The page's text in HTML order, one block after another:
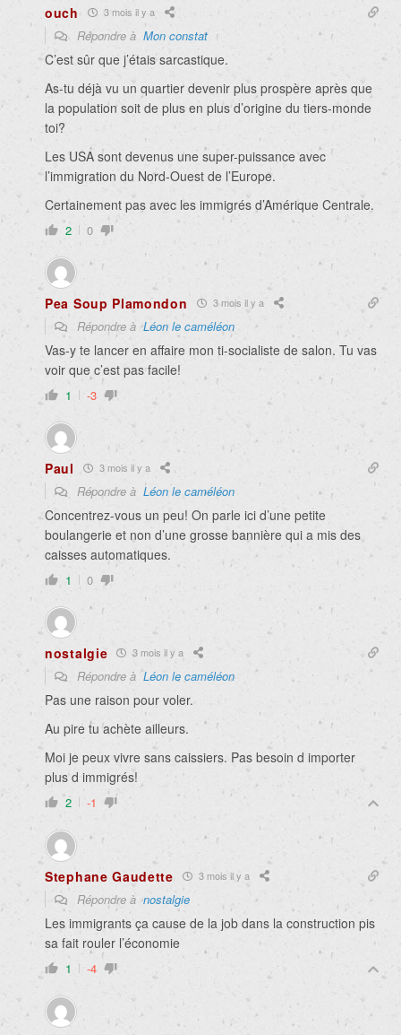
ouch 3 mois il y a
Répondre à Mon constat
C’est sûr que j’étais sarcastique.
As-tu déjà vu un quartier devenir plus prospère après que
la population soit de plus en plus d’origine du tiers-monde
toi?
Les USA sont devenus une super-puissance avec
l’immigration du Nord-Ouest de l’Europe.
Certainement pas avec les immigrés d’Amérique Centrale.
2 0
Pea Soup Plamondon 3 mois il y a
Répondre àLéon le caméléon
Vas-y te lancer en affaire mon ti-socialiste de salon. Tu vas
voir que c’est pas facile!
1 -3
Paul 3 mois il y a
Répondre à Léon le caméléon
Concentrez-vous un peu! On parle ici d’une petite
boulangerie et non d’une grosse bannière qui a mis des
caisses automatiques.
1 0
nostalgie 3 mois il y a
Répondre àLéon le caméléon
Pas une raison pour voler.
Au pire tu achète ailleurs.
Moi je peux vivre sans caissiers. Pas besoin d importer
plus d immigrés!
2 -1
Stephane Gaudette 3 mois il y a
Répondre ànostalgie
Les immigrants ça cause de la job dans la construction pis
sa fait rouler l’économie
1 -4